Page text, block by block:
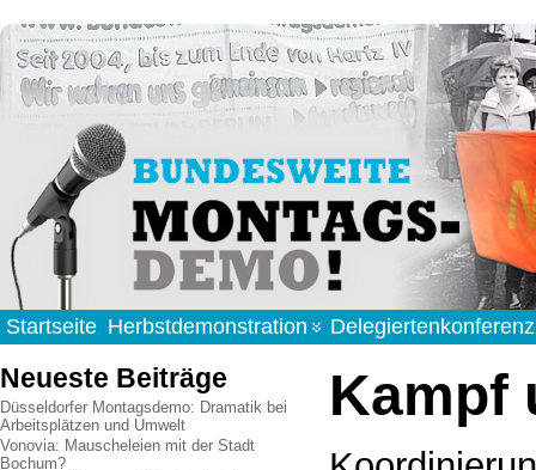
Startseite Herbstdemonstration Delegiertenkonferenz
Neueste Beiträge
Düsseldorfer Montagsdemo: Dramatik bei
Arbeitsplätzen und Umwelt
Vonovia: Mauscheleien mit der Stadt
Bochum?
Kampf